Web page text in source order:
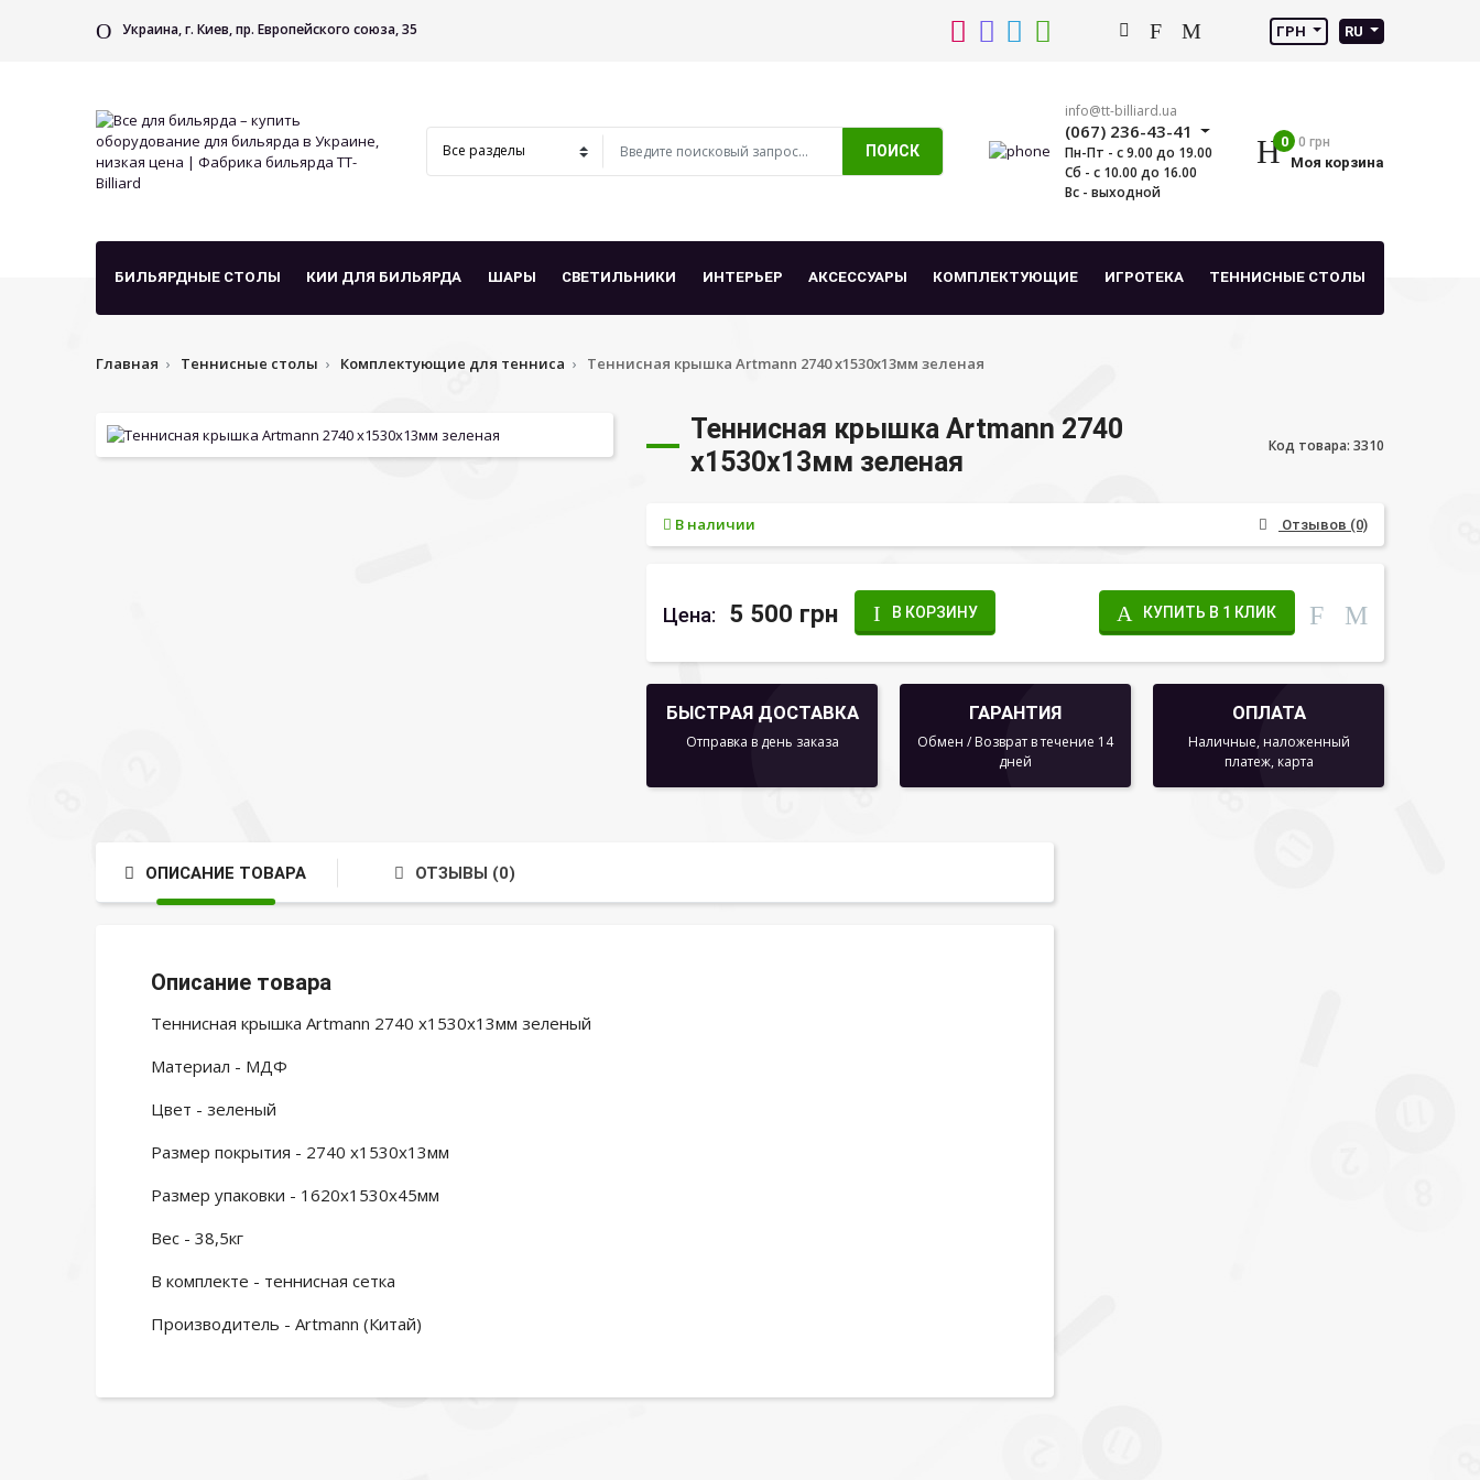
Украина, г. Киев, пр. Европейского союза, 35 ГРН RU
ПОИСК
info@tt-billiard.ua
(067) 236-43-41
Пн-Пт - с 9.00 до 19.00
Сб - с 10.00 до 16.00
Вс - выходной
0 0 грн
Моя корзина
БИЛЬЯРДНЫЕ СТОЛЫ КИИ ДЛЯ БИЛЬЯРДА ШАРЫ СВЕТИЛЬНИКИ ИНТЕРЬЕР АКСЕССУАРЫ КОМПЛЕКТУЮЩИЕ ИГРОТЕКА ТЕННИСНЫЕ СТОЛЫ
Главная Теннисные столы Комплектующие для тенниса Теннисная крышка Artmann 2740 х1530х13мм зеленая
Теннисная крышка Artmann 2740
х1530х13мм зеленая
Код товара: 3310
В наличии Отзывов (0)
Цена: 5 500 грн В КОРЗИНУ КУПИТЬ В 1 КЛИК
БЫСТРАЯ ДОСТАВКА
Отправка в день заказа
ГАРАНТИЯ
Обмен / Возврат в течение 14
дней
ОПЛАТА
Наличные, наложенный
платеж, карта
ОПИСАНИЕ ТОВАРА ОТЗЫВЫ (0)
Описание товара
Теннисная крышка Artmann 2740 х1530х13мм зеленый
Материал - МДФ
Цвет - зеленый
Размер покрытия - 2740 х1530х13мм
Размер упаковки - 1620х1530х45мм
Вес - 38,5кг
В комплекте - теннисная сетка
Производитель - Artmann (Китай)